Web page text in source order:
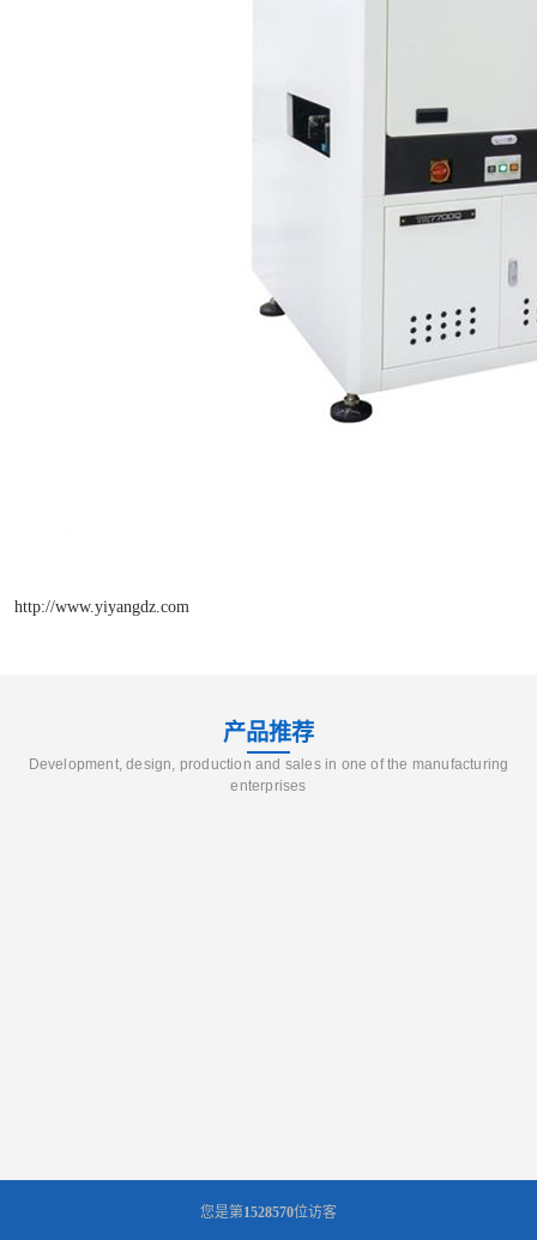
http://www.yiyangdz.com
产品推荐
Development, design, production and sales in one of the manufacturing
enterprises
您是第1528570位访客